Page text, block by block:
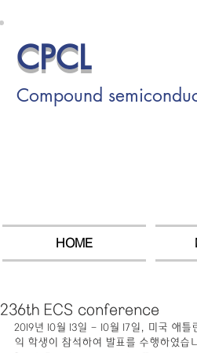
CPCL
Compound
HOME
236th ECS conference
2019년 10월 13일 - 10월 17일, 미국 애
익 학생이 참석하여 발표를 수행하였습